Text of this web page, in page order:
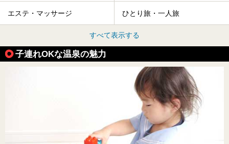
エステ・マッサージ ひとり旅・一人旅
すべて表示する
子連れOKな温泉の魅力